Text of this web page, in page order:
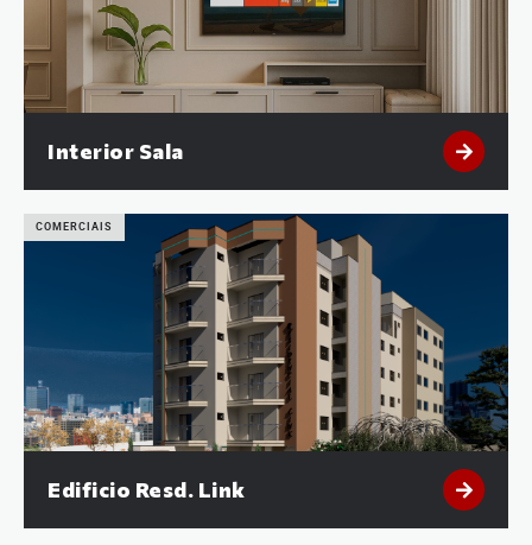
Interior Sala
COMERCIAIS
Edificio Resd. Link